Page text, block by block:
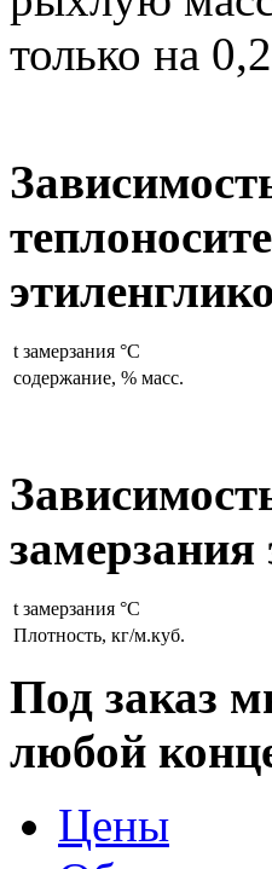
только на
t замерзания °С
содержание, % масс.
замерзания
t замерзания °С
Плотность, кг/м.куб.
Под заказ
любой
Цены